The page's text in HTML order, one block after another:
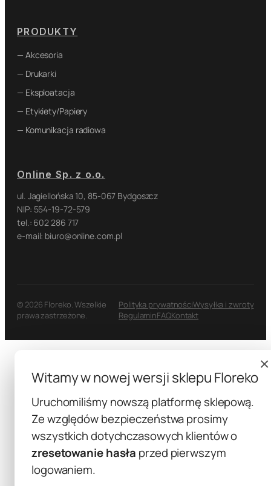
PRODUKTY
— Akcesoria
— Drukarki
— Eksploatacja
— Etykiety/Papiery
— Komunikacja radiowa
Online Sp. z o.o.
ul. Jagiellońska 10, 85-067 Bydgoszcz
NIP: 554-19-72-579
tel.: 602 286 717
e-mail: biuro@online.com.pl
© 2026 Floreko. Wszelkie
prawa zastrzeżone.
Polityka prywatnościWysyłka i zwroty
RegulaminFAQKontakt
×
Witamy w nowej wersji sklepu Floreko
Uruchomiliśmy nowszą platformę sklepową.
Ze względów bezpieczeństwa prosimy
wszystkich dotychczasowych klientów o
zresetowanie hasła przed pierwszym
logowaniem.